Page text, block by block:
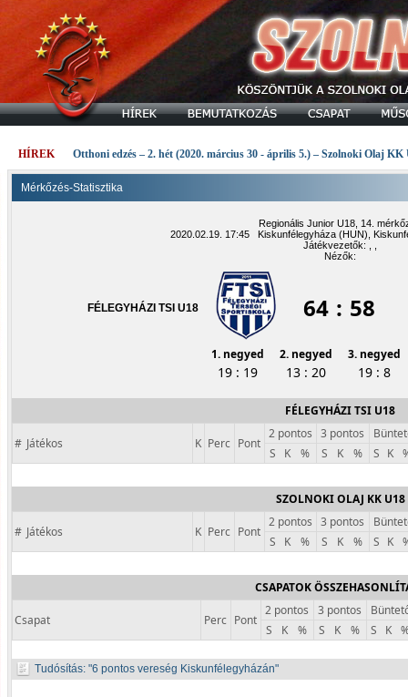
HÍREK Otthoni edzés – 2. hét (2020. március 30 - április 5.) – Szolnoki Olaj KK
Mérkőzés-Statisztika
Regionális Junior U18, 14.
2020.02.19. 17:45 Kiskunfélegyháza (HUN),
Játékvezetők: , ,
Nézők:
FÉLEGYHÁZI TSI U18 64 : 58
1. negyed 2. negyed 3. negyed
19 : 19 13 : 20 19 : 8
FÉLEGYHÁZI TSI U18
# Játékos K Perc Pont
2 pontos 3 pontos
S
K % S K % S K
SZOLNOKI OLAJ KK U18
# Játékos K Perc Pont
2 pontos 3 pontos
S
K % S K % S K
CSAPATOK
Csapat Perc Pont
2 pontos 3 pontos
S
K % S K % S K
Tudósítás: 6 pontos vereség Kiskunfélegyházán